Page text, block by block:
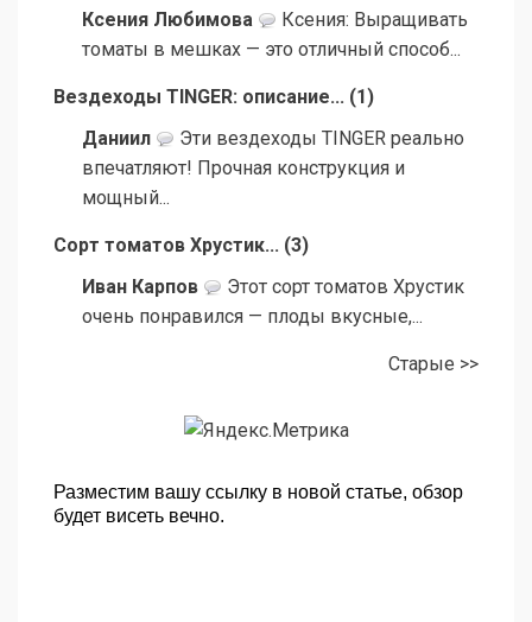
Ксения Любимова
Ксения: Выращивать
томаты в мешках — это отличный способ...
Вездеходы TINGER: описание... (1)
Даниил
Эти вездеходы TINGER реально
впечатляют! Прочная конструкция и
мощный...
Сорт томатов Хрустик... (3)
Иван Карпов
Этот сорт томатов Хрустик
очень понравился — плоды вкусные,...
Старые >>
Разместим вашу ссылку в новой статье, обзор
будет висеть вечно.